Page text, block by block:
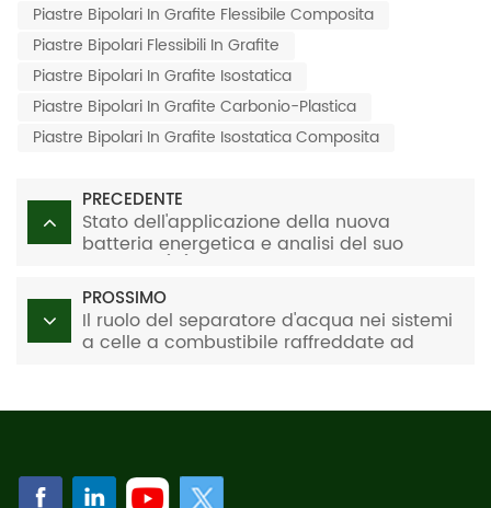
Piastre Bipolari In Grafite Flessibile Composita
Piastre Bipolari Flessibili In Grafite
Piastre Bipolari In Grafite Isostatica
Piastre Bipolari In Grafite Carbonio-Plastica
Piastre Bipolari In Grafite Isostatica Composita
PRECEDENTE
Stato dell'applicazione della nuova
batteria energetica e analisi del suo
PROSSIMO
Il ruolo del separatore d'acqua nei sistemi
a celle a combustibile raffreddate ad